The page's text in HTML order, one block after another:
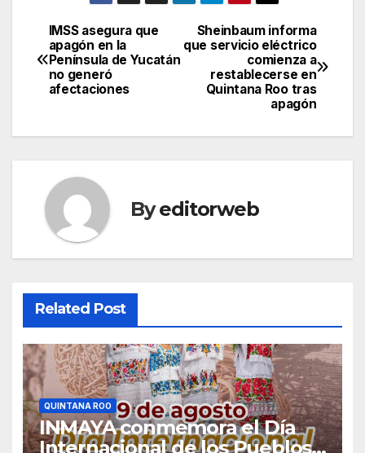
Post
navigation
Sheinbaum informa
que servicio eléctrico
comienza a
restablecerse en
Quintana Roo tras
apagón
IMSS asegura que
apagón en la
Península de Yucatán
no generó
afectaciones
Byeditorweb
Related Post
QUINTANA ROO
INMAYA conmemora el Día
Internacional de los Pueblos